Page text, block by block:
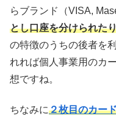
らブランド（VISA,
とし口座を分けられた
の特徴のうちの後者を
れれば個人事業用のカ
想ですね。
ちなみに２枚目のカー